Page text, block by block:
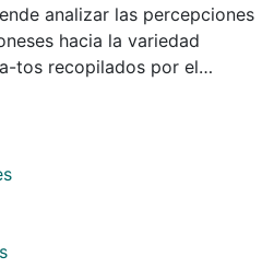
analizar las percepciones
hacia la variedad
tos recopilados por el
del precaves xxi
en el siglo XXI). La
144 informantes,
con estudios previos,
los barceloneses perciben